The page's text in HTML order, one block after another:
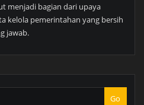
menjadi bagian dari upaya
kelola pemerintahan yang bersih
jawab.
Go